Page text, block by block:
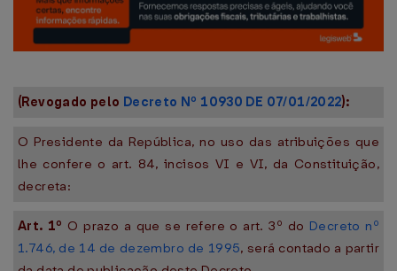
(Revogado pelo Decreto Nº 10930 DE 07/01/2022):
O Presidente da República, no uso das atribuições que
lhe confere o art. 84, incisos VI e VI, da Constituição,
decreta:
Art. 1º O prazo a que se refere o art. 3º do Decreto nº
1.746, de 14 de dezembro de 1995, será contado a partir